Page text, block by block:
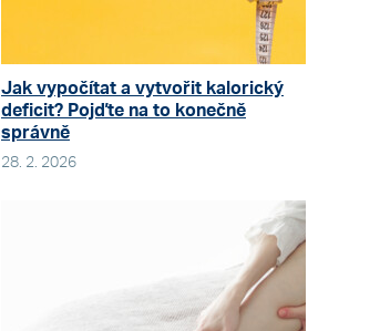
Jak vypočítat a vytvořit kalorický
deficit? Pojďte na to konečně
správně
28. 2. 2026